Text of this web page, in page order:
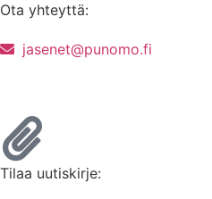
Ota yhteyttä:
jasenet@punomo.fi
Tilaa uutiskirje: